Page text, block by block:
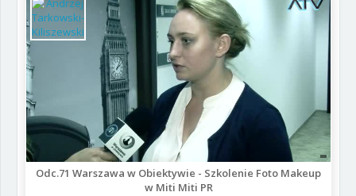
Odc.71 Warszawa w Obiektywie - Szkolenie Foto Makeup
w Miti Miti PR